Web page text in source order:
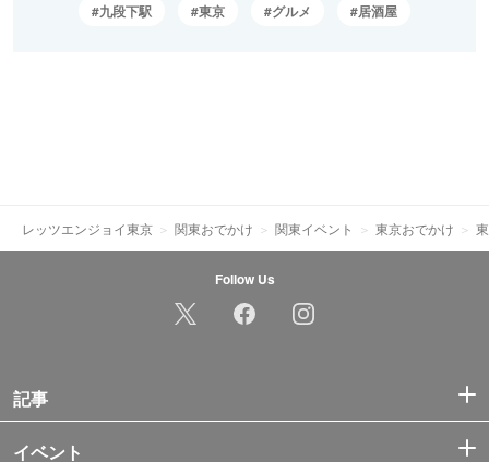
九段下駅 東京 グルメ 居酒屋
レッツエンジョイ東京 関東おでかけ 関東イベント 東京おでかけ
Follow Us
記事
イベント